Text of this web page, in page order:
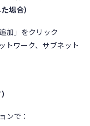
場合）
加」をクリック
トワーク、サブネット
ンで：